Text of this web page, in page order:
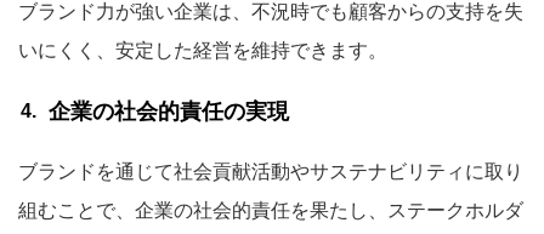
ブランド力が強い企業は、不況時でも顧客からの支持を失
いにくく、安定した経営を維持できます。
企業の社会的責任の実現
ブランドを通じて社会貢献活動やサステナビリティに取り
組むことで、企業の社会的責任を果たし、ステークホルダ